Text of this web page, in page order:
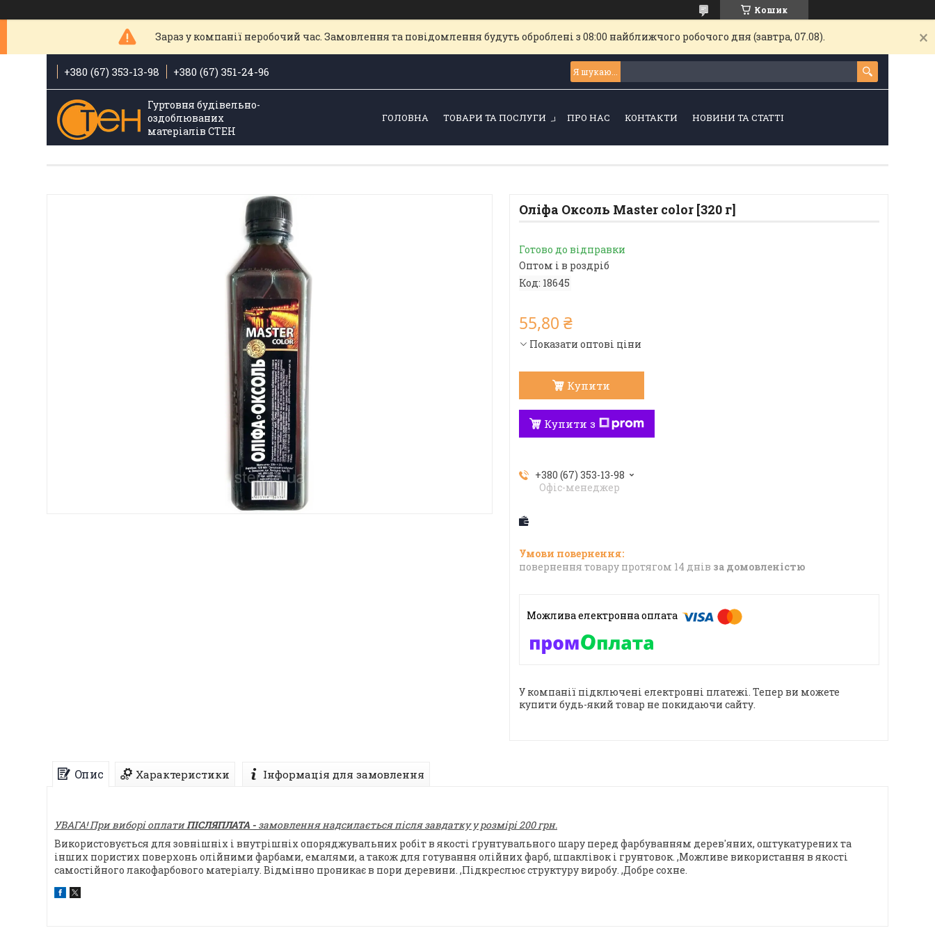
Кошик
Зараз у компанії неробочий час. Замовлення та повідомлення будуть оброблені з 08:00 найближчого робочого дня (завтра, 07.08).
+380 (67) 353-13-98 +380 (67) 351-24-96
Гуртовня будівельно-
оздоблюваних
матеріалів СТЕН
ГОЛОВНА ТОВАРИ ТА ПОСЛУГИ ПРО НАС КОНТАКТИ НОВИНИ ТА СТАТТІ
Оліфа Оксоль Master color [320 г]
Готово до відправки
Оптом і в роздріб
Код: 18645
55,80 ₴
Показати оптові ціни
Купити
Купити з
+380 (67) 353-13-98
Офіс-менеджер
повернення товару протягом 14 днів за домовленістю
У компанії підключені електронні платежі. Тепер ви можете
купити будь-який товар не покидаючи сайту.
Опис Характеристики Інформація для замовлення
УВАГА! При виборі оплатиПІСЛЯПЛАТА - замовлення надсилається після завдатку у розмірі 200 грн.
Використовується для зовнішніх і внутрішніх опоряджувальних робіт в якості ґрунтувального шару перед фарбуванням дерев'яних, оштукатурених та
інших пористих поверхонь олійними фарбами, емалями, а також для готування олійних фарб, шпаклівок і грунтовок. ,Можливе використання в якості
самостійного лакофарбового матеріалу. Відмінно проникає в пори деревини. ,Підкреслює структуру виробу. ,Добре сохне.